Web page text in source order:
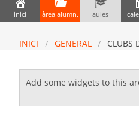
inici àrea alumn. aules
INICI GENERAL CLUBS
Add some widgets to this